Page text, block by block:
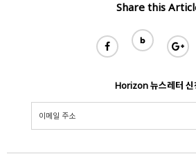
Share this
Horizon 뉴스레터 신